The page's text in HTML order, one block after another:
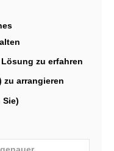
zu erfahren
zu arrangieren